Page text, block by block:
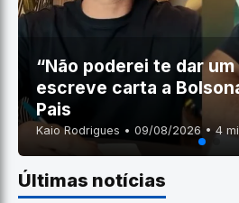
“Não poderei te dar
escreve carta a
Pais
Kaio Rodrigues • 09/08/2026 • 4
Últimas notícias